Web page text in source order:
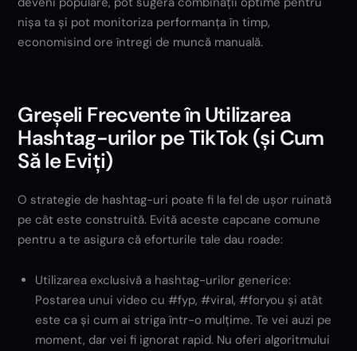
nișa ta și pot monitoriza performanța în timp,
economisind ore întregi de muncă manuală.
Greșeli Frecvente în Utilizarea
Hashtag-urilor pe TikTok (și Cum
Să le Eviți)
O strategie de hashtag-uri poate fi la fel de ușor ruinată
pe cât este construită. Evită aceste capcane comune
pentru a te asigura că eforturile tale dau roade:
Utilizarea exclusivă a hashtag-urilor generice:
Postarea unui video cu #fyp, #viral, #foryou și atât
este ca și cum ai striga într-o mulțime. Te vei auzi pe
moment, dar vei fi ignorat rapid. Nu oferi algoritmului